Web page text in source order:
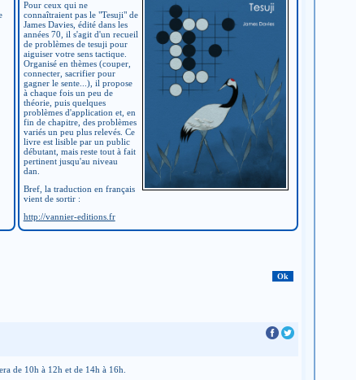
Pour ceux qui ne
connaîtraient pas le "Tesuji" de
James Davies, édité dans les
années 70, il s'agit d'un recueil
de problèmes de tesuji pour
aiguiser votre sens tactique.
Organisé en thèmes (couper,
connecter, sacrifier pour
gagner le sente...), il propose
à chaque fois un peu de
théorie, puis quelques
problèmes d'application et, en
fin de chapitre, des problèmes
variés un peu plus relevés. Ce
livre est lisible par un public
débutant, mais reste tout à fait
pertinent jusqu'au niveau
dan.
Bref, la traduction en français
vient de sortir :
http://vannier-editions.fr
de 10h à 12h et de 14h à 16h.